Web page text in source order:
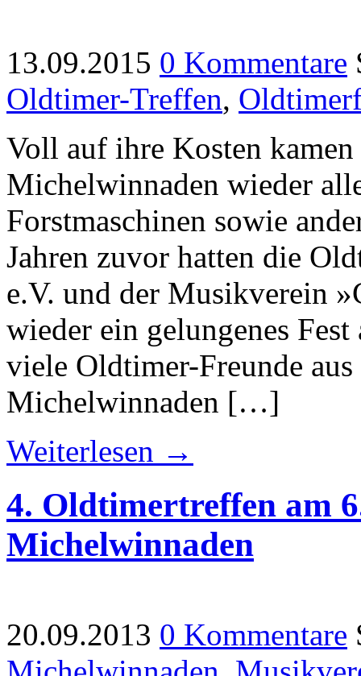
13.09.2015 0 Kommentare
Oldtimer-Treffen,
Voll auf ihre Kosten
Michelwinnaden wieder
Forstmaschinen sowie
Jahren zuvor hatten die
e.V. und der Musikverein
wieder ein gelungenes
viele Oldtimer-Freunde
Michelwinnaden […]
Weiterlesen →
4. Oldtimertreffen am
Michelwinnaden
20.09.2013 0 Kommentare